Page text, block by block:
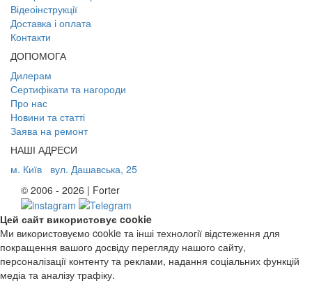
Відеоінструкції
Доставка і оплата
Контакти
ДОПОМОГА
Дилерам
Сертифікати та нагороди
Про нас
Новини та статті
Заява на ремонт
НАШІ АДРЕСИ
м. Київ
вул. Дашавська, 25
© 2006 - 2026 | Forter
Цей сайт використовує cookie
Ми використовуємо cookie та інші технології відстеження для
покращення вашого досвіду перегляду нашого сайту,
персоналізації контенту та реклами, надання соціальних функцій
медіа та аналізу трафіку.